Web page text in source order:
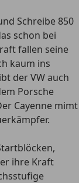
Schreibe 850
schon bei
fallen seine
kaum ins
der VW auch
Porsche
Cayenne mimt
ihre Kraft